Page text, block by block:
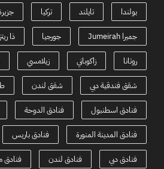
بولندا تايلند تركيا
جميرا Jumeirah جورجيا ذا
روتانا زاكوباني زيلامسي
شقق فندقية دبي شقق لندن
فنادق اسطنبول فنادق الدوحة
فنادق المدينة المنورة فنادق باريس
فنادق دبي فنادق لندن فنادق